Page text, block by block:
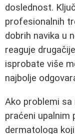
doslednost.
profesionalnih
dobrih navika u
reaguje
isprobate više
najbolje
Ako problemi
praćeni upalnim
dermatologa